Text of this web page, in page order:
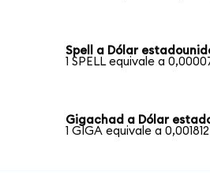
Spell a Dólar
1 SPELL equivale a
Gigachad a Dólar
1 GIGA equivale a